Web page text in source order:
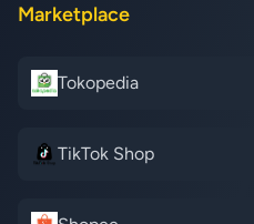
Marketplace
Tokopedia
TikTok Shop